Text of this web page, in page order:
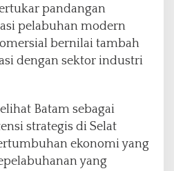
pandangan
pelabuhan modern
bernilai tambah
dengan sektor industri
Batam sebagai
strategis di Selat
ekonomi yang
yang